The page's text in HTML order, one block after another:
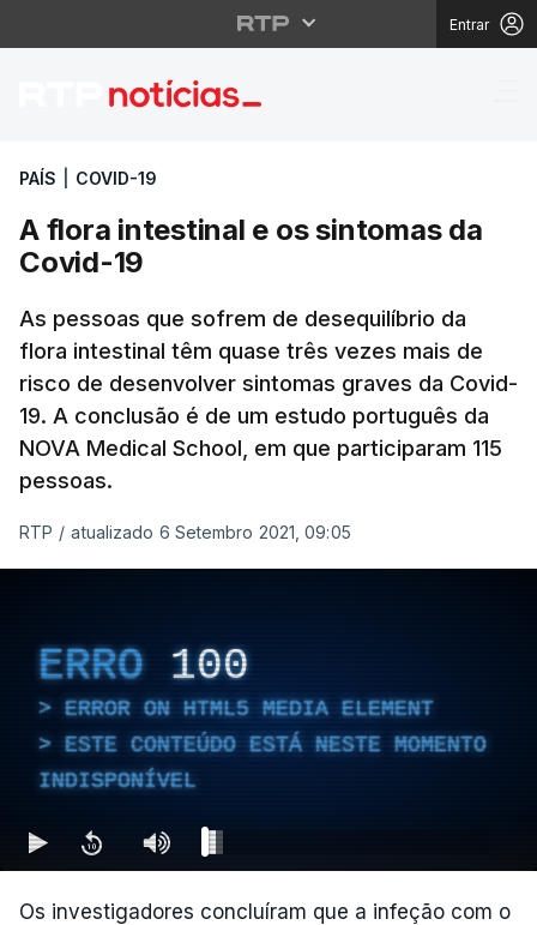
Entrar
A flora intestinal e os
PAÍS COVID-19
A flora intestinal e os sintomas da
Covid-19
As pessoas que sofrem de desequilíbrio da
flora intestinal têm quase três vezes mais de
risco de desenvolver sintomas graves da Covid-
19. A conclusão é de um estudo português da
NOVA Medical School, em que participaram 115
pessoas.
RTP / atualizado 6 Setembro 2021, 09:05
ERRO 100
ERROR ON HTML5 MEDIA ELEMENT
ESTE CONTEÚDO ESTÁ NESTE MOMENTO
INDISPONÍVEL
Os investigadores concluíram que a infeção com o